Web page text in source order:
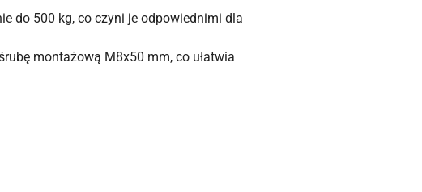
do 500 kg, co czyni je odpowiednimi dla
montażową M8x50 mm, co ułatwia